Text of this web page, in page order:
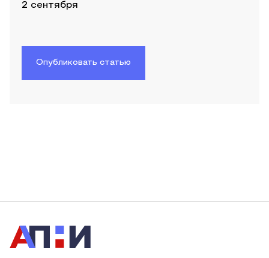
2 сентября
Опубликовать статью